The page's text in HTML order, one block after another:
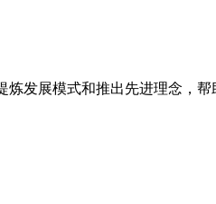
发展模式和推出先进理念，